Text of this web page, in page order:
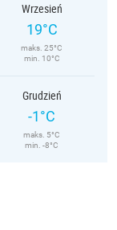
Wrzesień
19°C
maks. 25°C
min. 10°C
Grudzień
-1°C
maks. 5°C
min. -8°C